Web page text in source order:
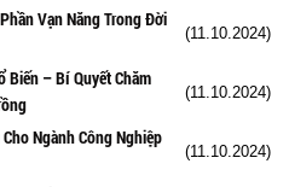
Vạn Năng Trong Đời
(11.10.2024)
Biến – Bí Quyết Chăm
(11.10.2024)
Ngành Công Nghiệp
(11.10.2024)